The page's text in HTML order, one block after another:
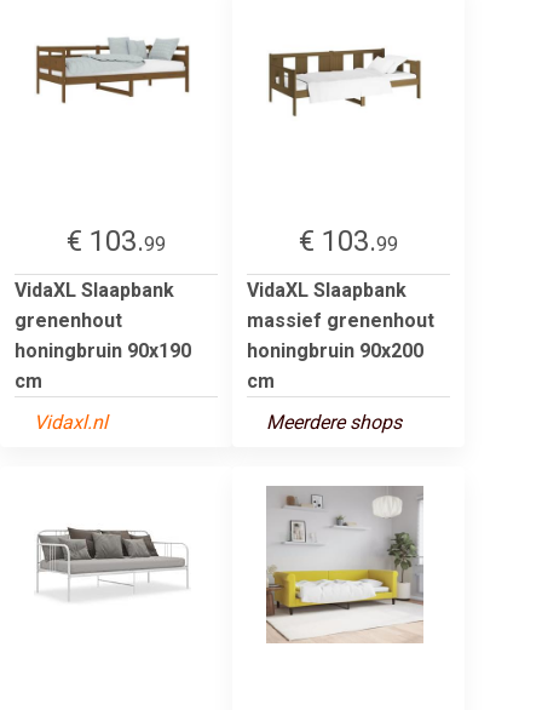
€ 103.99
VidaXL Slaapbank
grenenhout
honingbruin 90x190
cm
Vidaxl.nl
€ 103.99
VidaXL Slaapbank
massief grenenhout
honingbruin 90x200
cm
Meerdere shops